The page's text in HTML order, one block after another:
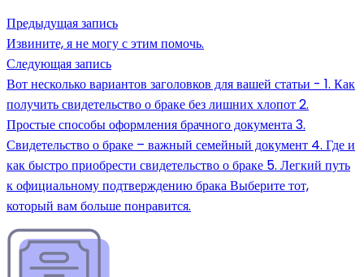
Предыдущая запись
Извините, я не могу с этим помочь.
Следующая запись
Вот несколько вариантов заголовков для вашей статьи - 1. Как
получить свидетельство о браке без лишних хлопот 2.
Простые способы оформления брачного документа 3.
Свидетельство о браке – важный семейный документ 4. Где и
как быстро приобрести свидетельство о браке 5. Легкий путь
к официальному подтверждению брака Выберите тот,
который вам больше понравится.